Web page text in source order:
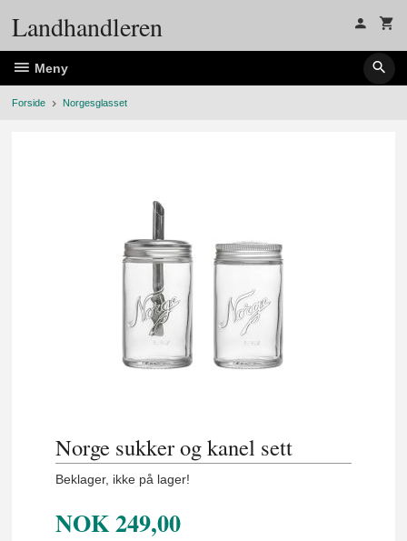
Landhandleren
Meny
Forside Norgesglasset
Norge sukker og kanel sett
Beklager, ikke på lager!
NOK249,00